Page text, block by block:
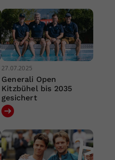
27.07.2025
Generali Open
Kitzbühel bis 2035
gesichert